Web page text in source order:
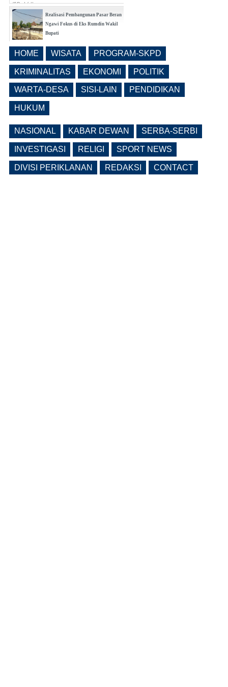
(0 Reply(s))
Realisasi Pembangunan Pasar Beran
Ngawi Fokus di Eks Rumdin Wakil
Bupati
Buka Seleksi Direktur PDAM Definitif
(0 Reply(s))
HOME WISATA PROGRAM-SKPD
KRIMINALITAS EKONOMI POLITIK
WARTA-DESA SISI-LAIN PENDIDIKAN
HUKUM
NASIONAL KABAR DEWAN SERBA-SERBI
INVESTIGASI RELIGI SPORT NEWS
DIVISI PERIKLANAN REDAKSI CONTACT